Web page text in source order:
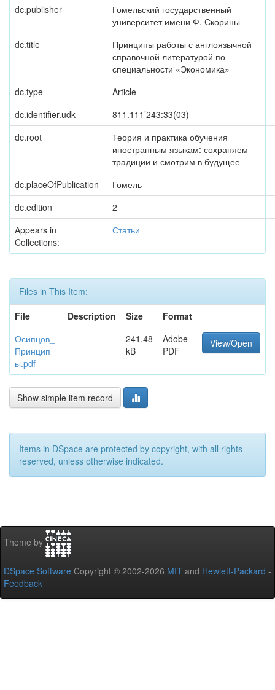
dc.publisher
Гомельский государственный
университет имени Ф. Скорины
dc.title
Принципы работы с англоязычной
справочной литературой по
специальности «Экономика»
dc.type
Article
dc.identifier.udk
811.111’243:33(03)
dc.root
Теория и практика обучения
иностранным языкам: сохраняем
традиции и смотрим в будущее
dc.placeOfPublication
Гомель
dc.edition
2
Appears in
Collections:
Статьи
Files in This Item:
File
Description Size
Format
Осипцов_
Принцип
ы.pdf
241.48
kB
Adobe
PDF
View/Open
Show simple item record
Items in DSpace are protected by copyright, with all rights
reserved, unless otherwise indicated.
Theme by
DSpace Software Copyright © 2002-2026 MIT and Hewlett-Packard -
Feedback